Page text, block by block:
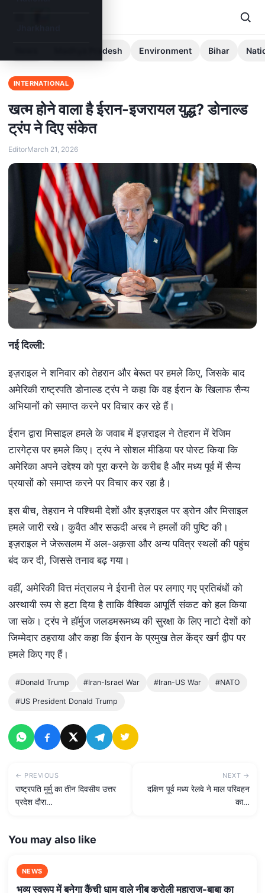
Madhya Pradesh Environment Bihar
INTERNATIONAL
खत्म होने वाला है ईरान-इजरायल युद्ध? डोनाल्ड
ट्रंप ने दिए संकेत
EditorMarch 21, 2026
नई दिल्ली:
इज़राइल ने शनिवार को तेहरान और बेरूत पर हमले किए, जिसके बाद
अमेरिकी राष्ट्रपति डोनाल्ड ट्रंप ने कहा कि वह ईरान के खिलाफ सैन्य
अभियानों को समाप्त करने पर विचार कर रहे हैं।
ईरान द्वारा मिसाइल हमले के जवाब में इज़राइल ने तेहरान में रेजिम
टारगेट्स पर हमले किए। ट्रंप ने सोशल मीडिया पर पोस्ट किया कि
अमेरिका अपने उद्देश्य को पूरा करने के करीब है और मध्य पूर्व में सैन्य
प्रयासों को समाप्त करने पर विचार कर रहा है।
इस बीच, तेहरान ने पश्चिमी देशों और इज़राइल पर ड्रोन और मिसाइल
हमले जारी रखे। कुवैत और सऊदी अरब ने हमलों की पुष्टि की।
इज़राइल ने जेरूसलम में अल-अक़सा और अन्य पवित्र स्थलों की पहुंच
बंद कर दी, जिससे तनाव बढ़ गया।
वहीं, अमेरिकी वित्त मंत्रालय ने ईरानी तेल पर लगाए गए प्रतिबंधों को
अस्थायी रूप से हटा दिया है ताकि वैश्विक आपूर्ति संकट को हल किया
जा सके। ट्रंप ने हॉर्मुज जलडमरूमध्य की सुरक्षा के लिए नाटो देशों को
जिम्मेदार ठहराया और कहा कि ईरान के प्रमुख तेल केंद्र खर्ग द्वीप पर
हमले किए गए हैं।
#Donald Trump #Iran-Israel War #Iran-US War #NATO
#US President Donald Trump
← PREVIOUS
राष्ट्रपति मुर्मु का तीन दिवसीय उत्तर
प्रदेश दौरा…
NEXT →
दक्षिण पूर्व मध्य रेलवे ने माल परिवहन
का…
You may also like
NEWS
भव्य स्वरूप में बनेगा कैंची धाम वाले नीब करोली महाराज-बाबा का